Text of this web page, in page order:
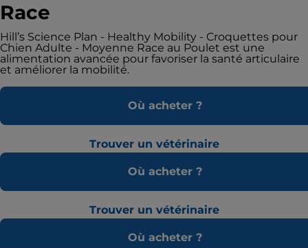
Race
Hill’s Science Plan - Healthy Mobility - Croquettes pour
Chien Adulte - Moyenne Race au Poulet est une
alimentation avancée pour favoriser la santé articulaire
et améliorer la mobilité.
Où acheter ?
Trouver un vétérinaire
Où acheter ?
Trouver un vétérinaire
Où acheter ?